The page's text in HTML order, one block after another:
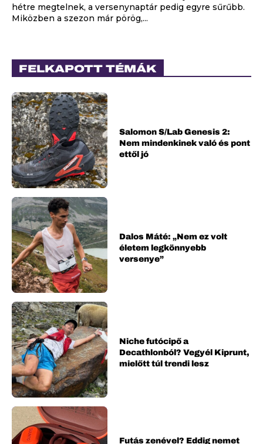
hétre megtelnek, a versenynaptár pedig egyre sűrűbb.
Miközben a szezon már pörög,...
FELKAPOTT TÉMÁK
Salomon S/Lab Genesis 2:
Nem mindenkinek való és pont
ettől jó
Dalos Máté: „Nem ez volt
életem legkönnyebb
versenye”
Niche futócipő a
Decathlonból? Vegyél Kiprunt,
mielőtt túl trendi lesz
Futás zenével? Eddig nemet